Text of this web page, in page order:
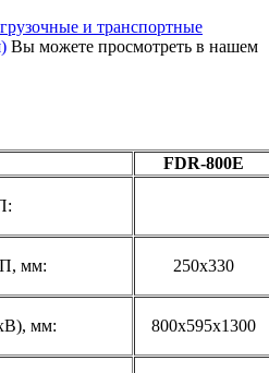
и транспортные
Вы можете просмотреть в нашем
FDR-800E
мм: 250х330
мм: 800х595х1300